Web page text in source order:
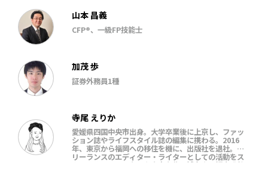
山本 昌義
CFP®、一級FP技能士
加茂 歩
証券外務員1種
寺尾 えりか
愛媛県四国中央市出身。大学卒業後に上京し、ファッ
ション誌やライフスタイル誌の編集に携わる。2016
年、東京から福岡への移住を機に、出版社を退社。フ
リーランスのエディター・ライターとしての活動をス
タートさせる。現在は糸島市在住。博多人形師育成塾